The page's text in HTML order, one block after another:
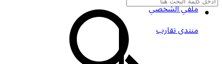
ملفي الشخصي
منتدى تقارب